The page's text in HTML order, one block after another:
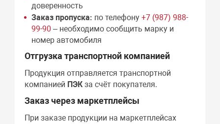
доверенность
Заказ пропуска: по телефону+7 (987) 988-
99-90 – необходимо сообщить марку и
номер автомобиля
Отгрузка транспортной компанией
Продукция отправляется транспортной
компанией ПЭКза счёт покупателя.
Заказ через маркетплейсы
При заказе продукции на маркетплейсах